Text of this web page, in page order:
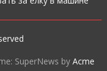
SuperNews byAcme